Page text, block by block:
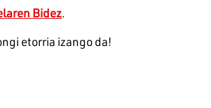
Bidez.
etorria izango da!